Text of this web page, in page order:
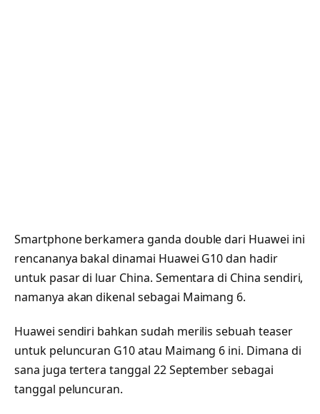
Smartphone berkamera ganda double dari Huawei ini
rencananya bakal dinamai Huawei G10 dan hadir
untuk pasar di luar China. Sementara di China sendiri,
namanya akan dikenal sebagai Maimang 6.
Huawei sendiri bahkan sudah merilis sebuah teaser
untuk peluncuran G10 atau Maimang 6 ini. Dimana di
sana juga tertera tanggal 22 September sebagai
tanggal peluncuran.